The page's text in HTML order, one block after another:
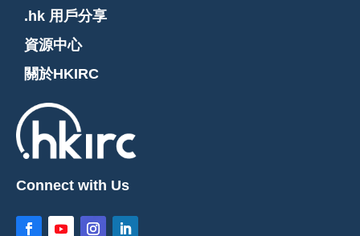
.hk 用戶分享
資源中心
關於HKIRC
Connect with Us